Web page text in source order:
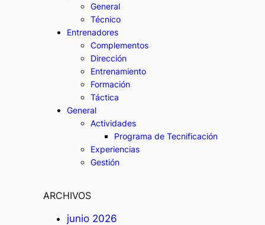
General
Técnico
Entrenadores
Complementos
Dirección
Entrenamiento
Formación
Táctica
General
Actividades
Programa de Tecnificación
Experiencias
Gestión
ARCHIVOS
junio 2026